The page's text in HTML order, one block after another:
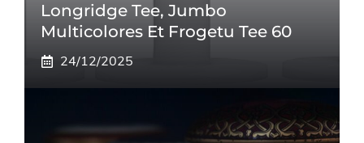
Longridge Tee, Jumbo
Multicolores Et Frogetu Tee 60
24/12/2025